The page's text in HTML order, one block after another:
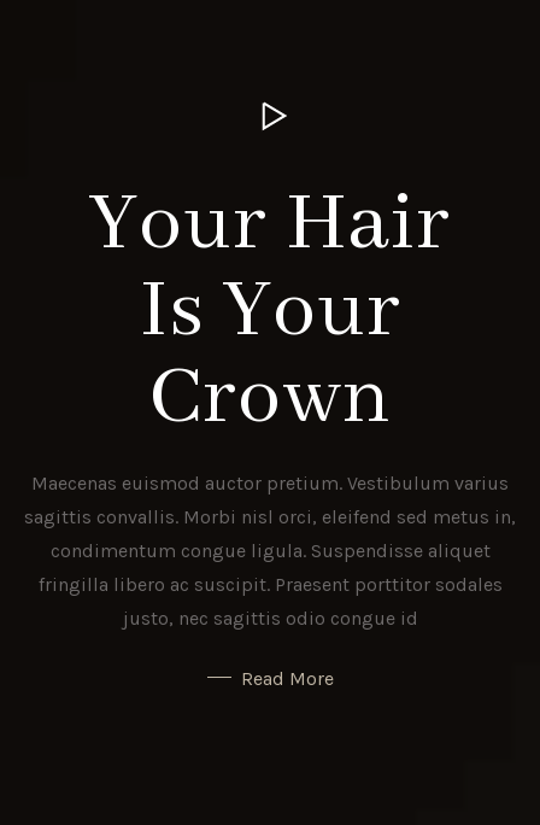
Your Hair
Is Your
Crown
Maecenas euismod auctor pretium. Vestibulum varius
sagittis convallis. Morbi nisl orci, eleifend sed metus in,
condimentum congue ligula. Suspendisse aliquet
fringilla libero ac suscipit. Praesent porttitor sodales
justo, nec sagittis odio congue id
Read More